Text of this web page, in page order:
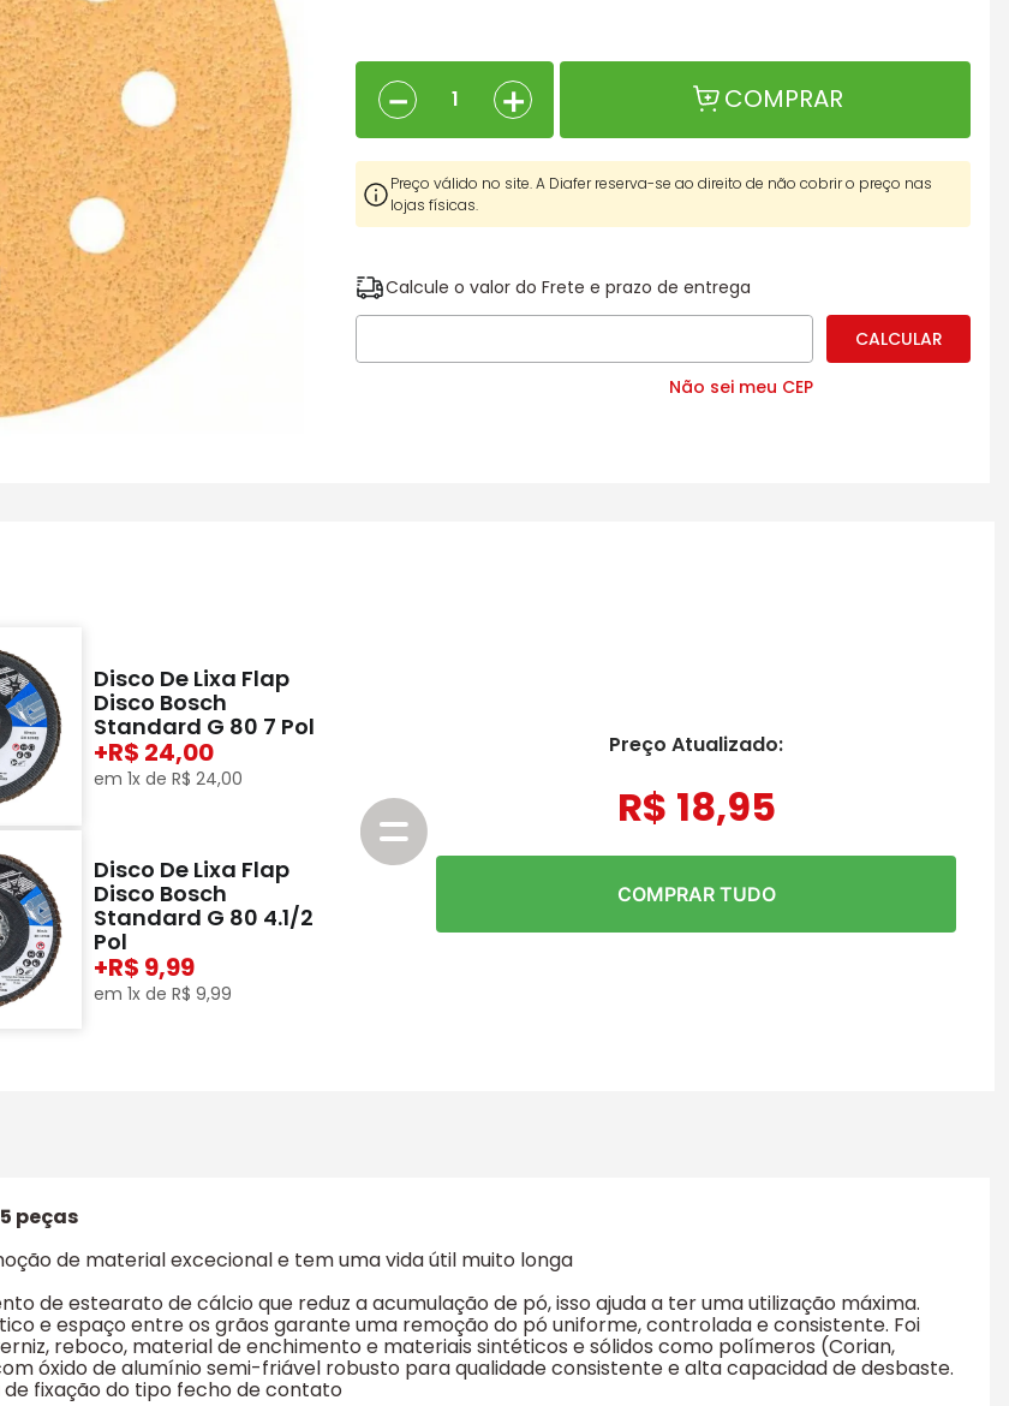
＋
－ COMPRAR
Preço válido no site. A Diafer reserva-se ao direito de não cobrir o preço nas
lojas físicas.
Calcule o valor do Frete e prazo de entrega
Não sei meu CEP
Disco De Lixa Flap
Disco Bosch
Standard G 80 7 Pol
+ 24,00
em1x deR$ 24,00
Disco De Lixa Flap
Disco Bosch
Standard G 80 4.1/2
Pol
+ 9,99
em1x deR$ 9,99
Preço Atualizado:
R$ 18,95
COMPRAR TUDO
peças
de material excecional e tem uma vida útil muito longa
de estearato de cálcio que reduz a acumulação de pó, isso ajuda a ter uma utilização máxima.
e espaço entre os grãos garante uma remoção do pó uniforme, controlada e consistente. Foi
reboco, material de enchimento e materiais sintéticos e sólidos como polímeros (Corian,
óxido de alumínio semi-friável robusto para qualidade consistente e alta capacidad de desbaste.
fixação do tipo fecho de contato